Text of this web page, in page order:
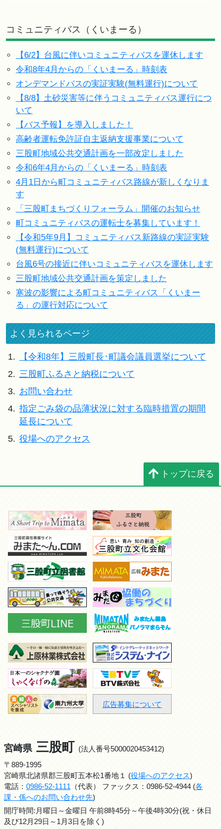
コミュニティバス（くいまーる）
【6/2】台風に伴いコミュニティバスを運休します
令和8年4月からの「くいまーる」時刻表
オンデマンドバスの実証実験(無料運行)について
【8/8】土砂災害等に伴うコミュニティバス運行につ
いて
【バス予報】を導入しました！
高齢者運転免許証自主返納支援事業について
三股町地域公共交通計画を一部改定しました
令和6年4月からの「くいまーる」時刻表
4月1日から町コミュニティバス路線が新しくなりま
す
「三股町まちづくりフォーラム」開催のお知らせ
町コミュニティバスの運転士を募集しています！
【令和5年9月】コミュニティバス新路線の実証実験
(無料運行)について
台風6号の接近に伴いコミュニティバスを運休します
三股町地域公共交通計画を策定しました
寒波の影響による町コミュニティバス「くいまー
る」の運行対応について
よく見られるページ
1.
【令和8年】三股町長･町議会議員選挙について
2. 三股町ふるさと納税について
3. お問い合わせ
4. 指定ごみ袋の品薄状況に対する臨時措置の期間
延長について
5. 役場へのアクセス
トップに戻る
広告募集について
宮崎県 三股町 (法人番号5000020453412)
〒889-1995
宮崎県北諸県郡三股町五本松1番地１ (役場へのアクセス)
電話： 0986-52-1111 （代表） ファックス：0986-52-4944 (各
課・係へのお問い合わせ先)
開庁時間:月曜日～金曜日 午前8時45分～午後4時30分(祝・休日
及び12月29日～1月3日を除く)